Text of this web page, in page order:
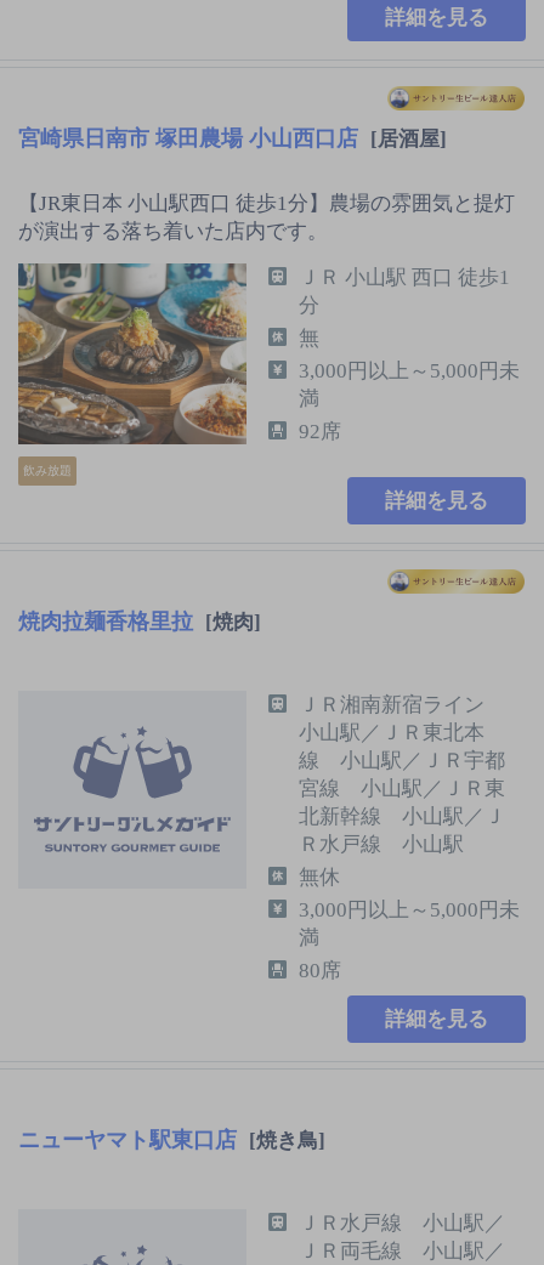
詳細を見る
宮崎県日南市 塚田農場 小山西口店 [居酒屋]
【JR東日本 小山駅西口 徒歩1分】農場の雰囲気と提灯
が演出する落ち着いた店内です。
飲み放題
ＪＲ 小山駅 西口 徒歩1
分
無
3,000円以上～5,000円未
満
92席
詳細を見る
焼肉拉麺香格里拉 [焼肉]
ＪＲ湘南新宿ライン
小山駅／ＪＲ東北本
線 小山駅／ＪＲ宇都
宮線 小山駅／ＪＲ東
北新幹線 小山駅／Ｊ
Ｒ水戸線 小山駅
無休
3,000円以上～5,000円未
満
80席
詳細を見る
ニューヤマト駅東口店 [焼き鳥]
ＪＲ水戸線 小山駅／
ＪＲ両毛線 小山駅／